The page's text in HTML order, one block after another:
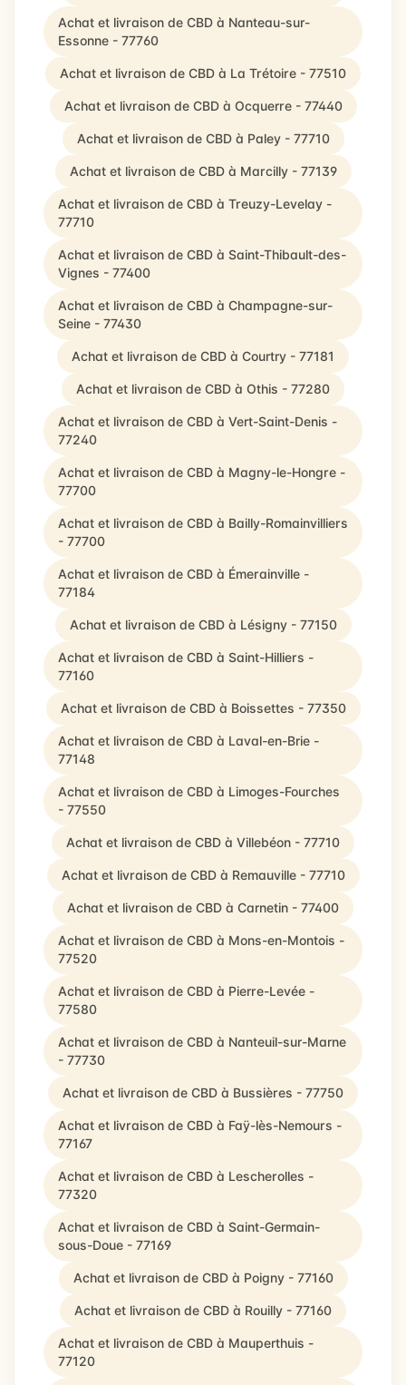
Achat et livraison de CBD à Nanteau-sur-
Essonne - 77760
Achat et livraison de CBD à La Trétoire - 77510
Achat et livraison de CBD à Ocquerre - 77440
Achat et livraison de CBD à Paley - 77710
Achat et livraison de CBD à Marcilly - 77139
Achat et livraison de CBD à Treuzy-Levelay -
77710
Achat et livraison de CBD à Saint-Thibault-des-
Vignes - 77400
Achat et livraison de CBD à Champagne-sur-
Seine - 77430
Achat et livraison de CBD à Courtry - 77181
Achat et livraison de CBD à Othis - 77280
Achat et livraison de CBD à Vert-Saint-Denis -
77240
Achat et livraison de CBD à Magny-le-Hongre -
77700
Achat et livraison de CBD à Bailly-Romainvilliers
- 77700
Achat et livraison de CBD à Émerainville -
77184
Achat et livraison de CBD à Lésigny - 77150
Achat et livraison de CBD à Saint-Hilliers -
77160
Achat et livraison de CBD à Boissettes - 77350
Achat et livraison de CBD à Laval-en-Brie -
77148
Achat et livraison de CBD à Limoges-Fourches
- 77550
Achat et livraison de CBD à Villebéon - 77710
Achat et livraison de CBD à Remauville - 77710
Achat et livraison de CBD à Carnetin - 77400
Achat et livraison de CBD à Mons-en-Montois -
77520
Achat et livraison de CBD à Pierre-Levée -
77580
Achat et livraison de CBD à Nanteuil-sur-Marne
- 77730
Achat et livraison de CBD à Bussières - 77750
Achat et livraison de CBD à Faÿ-lès-Nemours -
77167
Achat et livraison de CBD à Lescherolles -
77320
Achat et livraison de CBD à Saint-Germain-
sous-Doue - 77169
Achat et livraison de CBD à Poigny - 77160
Achat et livraison de CBD à Rouilly - 77160
Achat et livraison de CBD à Mauperthuis -
77120